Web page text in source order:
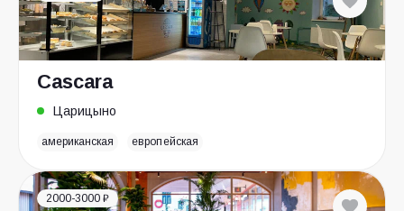
Cascara
Царицыно
американская европейская
2000-3000 ₽